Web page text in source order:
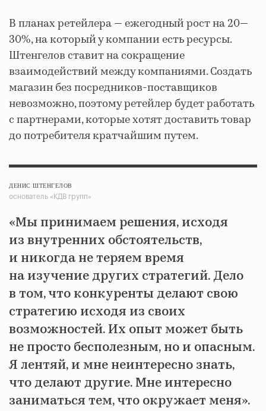
В планах ретейлера — ежегодный рост на 20—
30%, на который у компании есть ресурсы.
Штенгелов ставит на сокращение
взаимодействий между компаниями. Создать
магазин без посредников-поставщиков
невозможно, поэтому ретейлер будет работать
с партнерами, которые хотят доставить товар
до потребителя кратчайшим путем.
ДЕНИС ШТЕНГЕЛОВ
основатель «КДВ групп»
«Мы принимаем решения, исходя
из внутренних обстоятельств,
и никогда не теряем время
на изучение других стратегий. Дело
в том, что конкуренты делают свою
стратегию исходя из своих
возможностей. Их опыт может быть
не просто бесполезным, но и опасным.
Я лентяй, и мне неинтересно знать,
что делают другие. Мне интересно
заниматься тем, что окружает меня».